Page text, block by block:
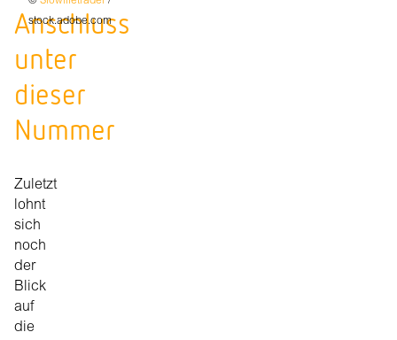
Anschluss
unter
dieser
Nummer
Zuletzt
lohnt
sich
noch
der
Blick
auf
die
stock.adobe.com